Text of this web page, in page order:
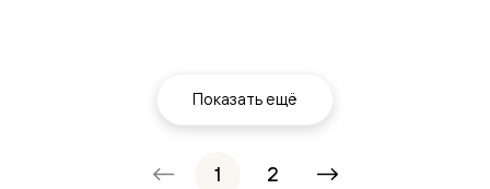
Показать ещё
1 2